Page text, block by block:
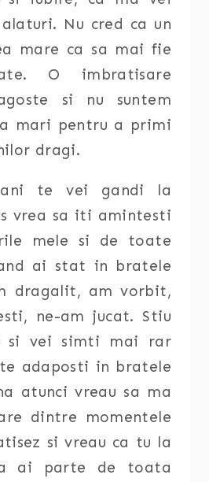
Nu cred ca un
mare ca sa mai fie
O imbratisare
si nu suntem
mari pentru a primi
dragi.
ani te vei gandi la
vrea sa iti amintesti
mele si de toate
ai stat in bratele
dragalit, am vorbit,
ne-am jucat. Stiu
si vei simti mai rar
adaposti in bratele
atunci vreau sa ma
dintre momentele
si vreau ca tu la
ai parte de toata